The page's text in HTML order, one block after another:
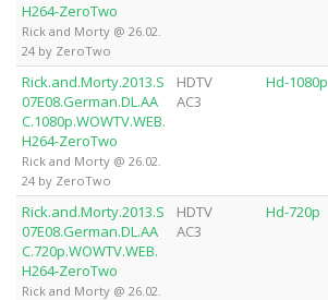
H264-ZeroTwo
Rick and Morty @ 26.02.
24 by ZeroTwo
Rick.and.Morty.2013.S
07E08.German.DL.AA
C.1080p.WOWTV.WEB.
H264-ZeroTwo
Rick and Morty @ 26.02.
24 by ZeroTwo
HDTV
AC3
Hd-1080p
Rick.and.Morty.2013.S
07E08.German.DL.AA
C.720p.WOWTV.WEB.
H264-ZeroTwo
Rick and Morty @ 26.02.
HDTV
AC3
Hd-720p